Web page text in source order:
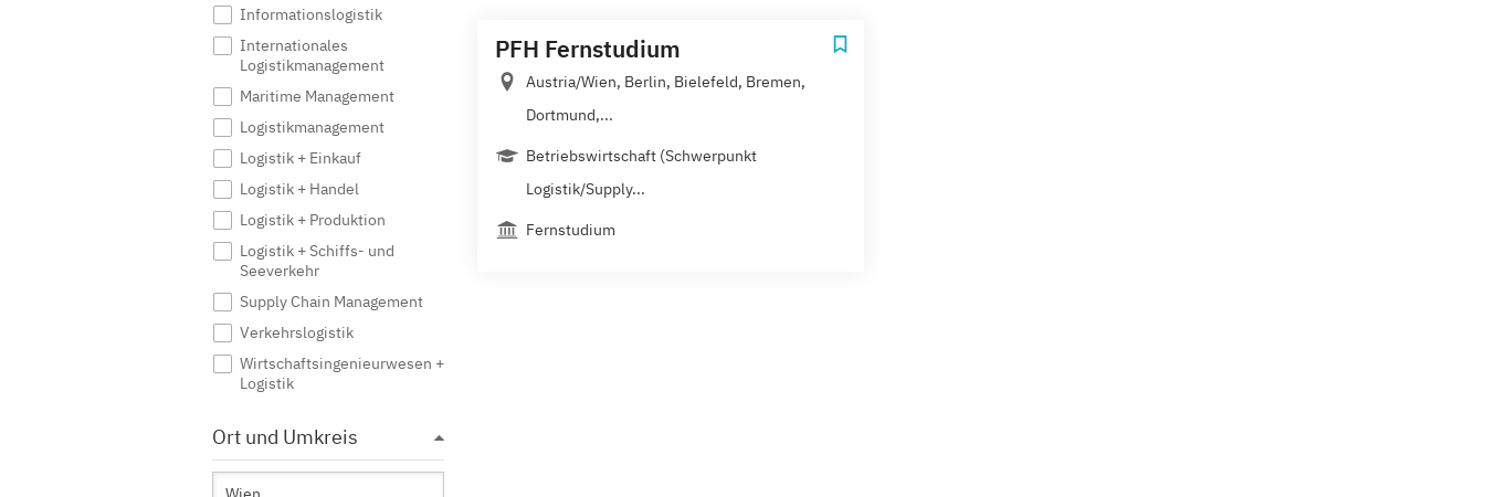
Informationslogistik
Internationales
Logistikmanagement
Maritime Management
Logistikmanagement
Logistik + Einkauf
Logistik + Handel
Logistik + Produktion
Logistik + Schiffs- und
Seeverkehr
Supply Chain Management
Verkehrslogistik
Wirtschaftsingenieurwesen +
Logistik
Ort und Umkreis
PFH Fernstudium
Austria/Wien, Berlin, Bielefeld, Bremen,
Dortmund,...
Betriebswirtschaft (Schwerpunkt
Logistik/Supply...
Fernstudium